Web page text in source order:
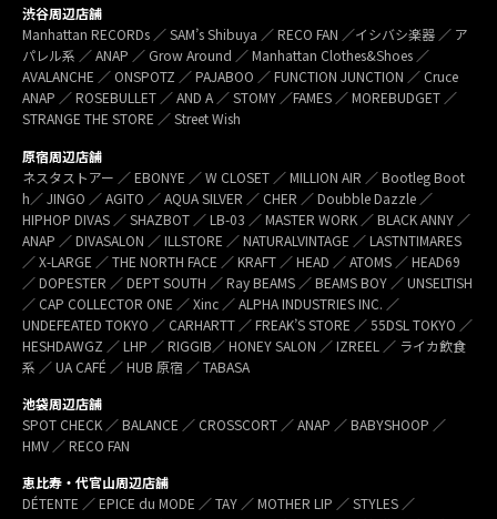
渋谷周辺店舗
Manhattan RECORDs ／ SAM’s Shibuya ／ RECO FAN ／イシバシ楽器 ／ ア
パレル系 ／ ANAP ／ Grow Around ／ Manhattan Clothes&Shoes ／
AVALANCHE ／ ONSPOTZ ／ PAJABOO ／ FUNCTION JUNCTION ／ Cruce
ANAP ／ ROSEBULLET ／ AND A ／ STOMY ／FAMES ／ MOREBUDGET ／
STRANGE THE STORE ／ Street Wish
原宿周辺店舗
ネスタストアー ／ EBONYE ／ W CLOSET ／ MILLION AIR ／ Bootleg Boot
h／ JINGO ／ AGITO ／ AQUA SILVER ／ CHER ／ Doubble Dazzle ／
HIPHOP DIVAS ／ SHAZBOT ／ LB-03 ／ MASTER WORK ／ BLACK ANNY ／
ANAP ／ DIVASALON ／ ILLSTORE ／ NATURALVINTAGE ／ LASTNTIMARES
／ X-LARGE ／ THE NORTH FACE ／ KRAFT ／ HEAD ／ ATOMS ／ HEAD69
／ DOPESTER ／ DEPT SOUTH ／ Ray BEAMS ／ BEAMS BOY ／ UNSELTISH
／ CAP COLLECTOR ONE ／ Xinc ／ ALPHA INDUSTRIES INC. ／
UNDEFEATED TOKYO ／ CARHARTT ／ FREAK’S STORE ／ 55DSL TOKYO ／
HESHDAWGZ ／ LHP ／ RIGGIB／ HONEY SALON ／ IZREEL ／ ライカ飲食
系 ／ UA CAFÉ ／ HUB 原宿 ／ TABASA
池袋周辺店舗
SPOT CHECK ／ BALANCE ／ CROSSCORT ／ ANAP ／ BABYSHOOP ／
HMV ／ RECO FAN
恵比寿・代官山周辺店舗
DÉTENTE ／ EPICE du MODE ／ TAY ／ MOTHER LIP ／ STYLES ／